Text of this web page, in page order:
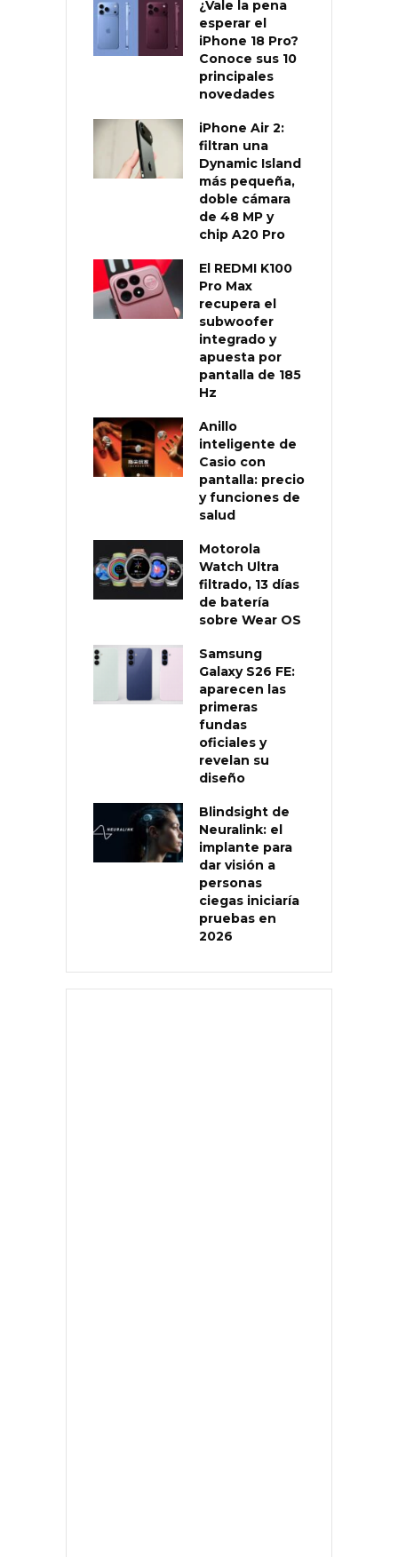
¿Vale la pena
esperar el
iPhone 18 Pro?
Conoce sus 10
principales
novedades
iPhone Air 2:
filtran una
Dynamic Island
más pequeña,
doble cámara
de 48 MP y
chip A20 Pro
El REDMI K100
Pro Max
recupera el
subwoofer
integrado y
apuesta por
pantalla de 185
Hz
Anillo
inteligente de
Casio con
pantalla: precio
y funciones de
salud
Motorola
Watch Ultra
filtrado, 13 días
de batería
sobre Wear OS
Samsung
Galaxy S26 FE:
aparecen las
primeras
fundas
oficiales y
revelan su
diseño
Blindsight de
Neuralink: el
implante para
dar visión a
personas
ciegas iniciaría
pruebas en
2026